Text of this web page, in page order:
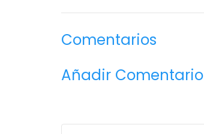
Comentarios
Añadir Comentario